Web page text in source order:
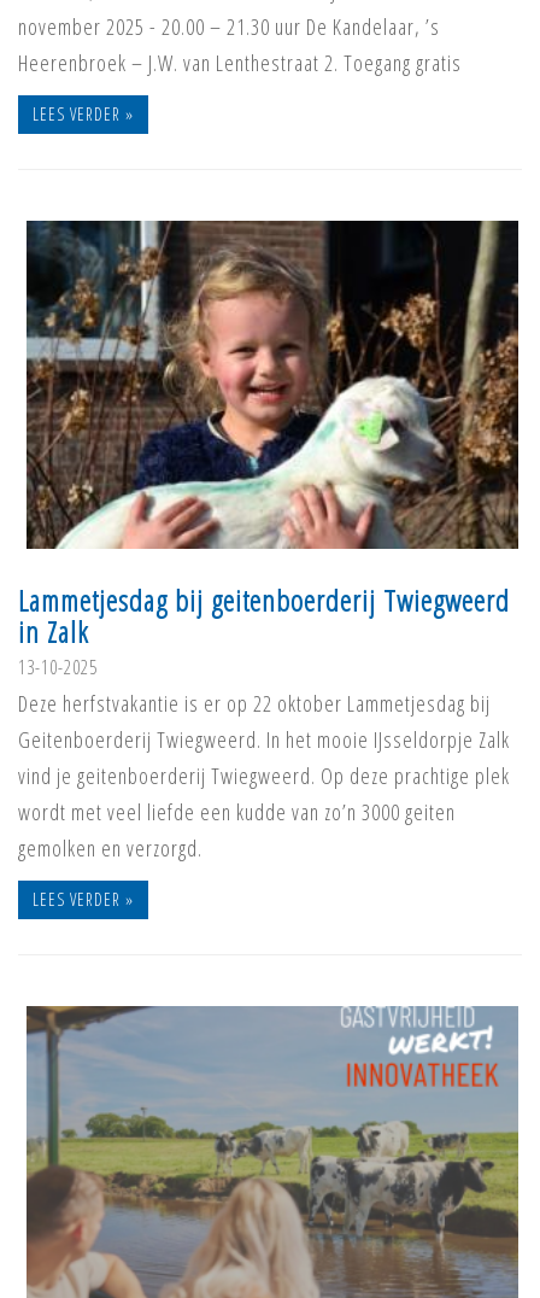
november 2025 - 20.00 – 21.30 uur De Kandelaar, ’s
Heerenbroek – J.W. van Lenthestraat 2. Toegang gratis
LEES VERDER »
Lammetjesdag bij geitenboerderij Twiegweerd
in Zalk
13-10-2025
Deze herfstvakantie is er op 22 oktober Lammetjesdag bij
Geitenboerderij Twiegweerd. In het mooie IJsseldorpje Zalk
vind je geitenboerderij Twiegweerd. Op deze prachtige plek
wordt met veel liefde een kudde van zo’n 3000 geiten
gemolken en verzorgd.
LEES VERDER »